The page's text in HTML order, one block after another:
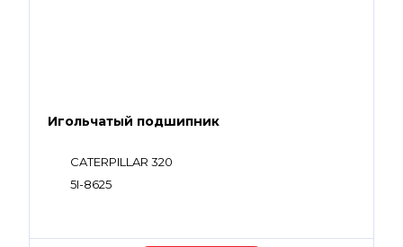
Игольчатый подшипник
CATERPILLAR 320
5I-8625